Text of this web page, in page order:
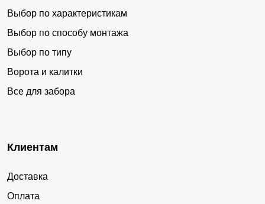
Выбор по характеристикам
Выбор по способу монтажа
Выбор по типу
Ворота и калитки
Все для забора
Клиентам
Доставка
Оплата